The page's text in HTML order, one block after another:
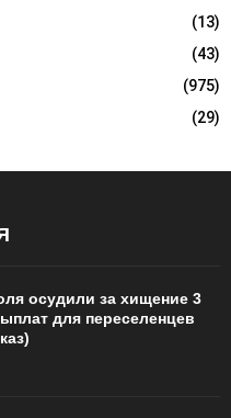
(13)
(43)
(975)
(29)
осудили за хищение 3
для переселенцев